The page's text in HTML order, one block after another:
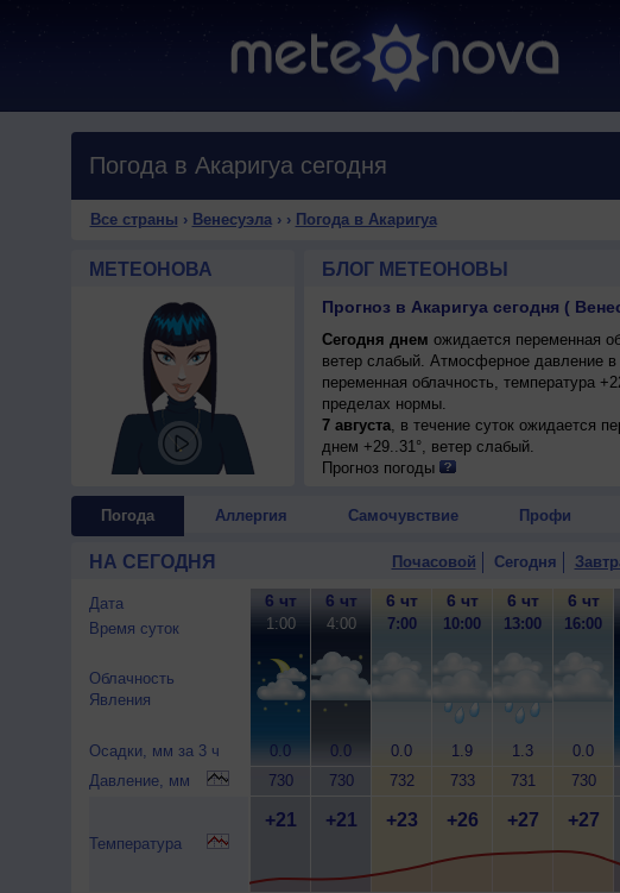
Погода в Акаригуа сегодня
Все страны › Венесуэла› › Погода в Акаригуа
МЕТЕОНОВА БЛОГ МЕТЕОНОВЫ
Прогноз в Акаригуа сегодня (
Сегодня днем ожидается переменная
ветер слабый. Атмосферное давление
переменная облачность, температура
пределах нормы.
7 августа, в течение суток ожидается
днем +29..31°, ветер слабый.
Прогноз погоды
Погода Аллергия Самочувствие Профи
НА СЕГОДНЯ Почасовой Сегодня
Дата
Время суток
Облачность
Явления
Осадки, мм за 3 ч
Давление, мм
Температура
6 чт
1:00
0.0
730
+21
6 чт
4:00
0.0
730
+21
6 чт
7:00
0.0
732
+23
6 чт
10:00
1.9
733
+26
6 чт
13:00
1.3
731
+27
6 чт
16:00
0.0
730
+27